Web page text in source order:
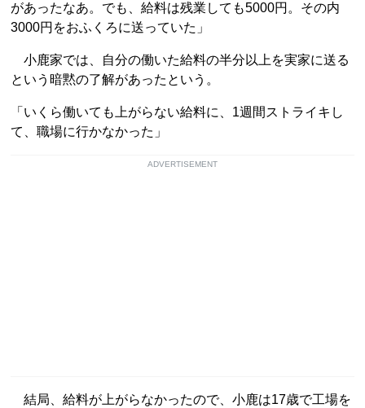
があったなあ。でも、給料は残業しても5000円。その内
3000円をおふくろに送っていた」
小鹿家では、自分の働いた給料の半分以上を実家に送る
という暗黙の了解があったという。
「いくら働いても上がらない給料に、1週間ストライキし
て、職場に行かなかった」
ADVERTISEMENT
結局、給料が上がらなかったので、小鹿は17歳で工場を